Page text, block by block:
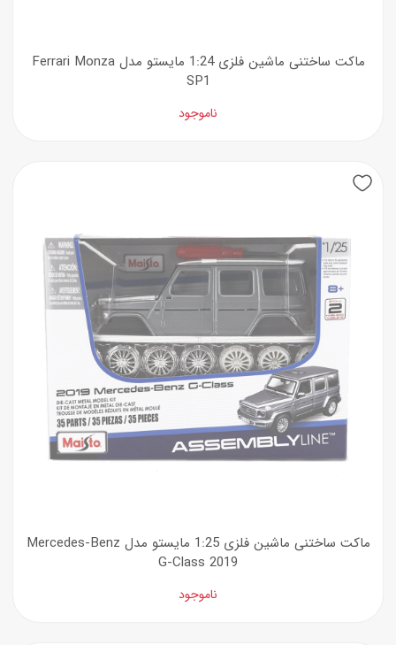
ماکت ساختنی ماشین فلزی 1:24 مایستو مدل Ferrari Monza
SP1
ناموجود
ماکت ساختنی ماشین فلزی 1:25 مایستو مدل Mercedes-Benz
G-Class 2019
ناموجود